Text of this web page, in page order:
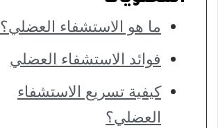
ما هو الاستشفاء العضلي؟
فوائد الاستشفاء العضلي
كيفية تسريع الاستشفاء
العضلي؟